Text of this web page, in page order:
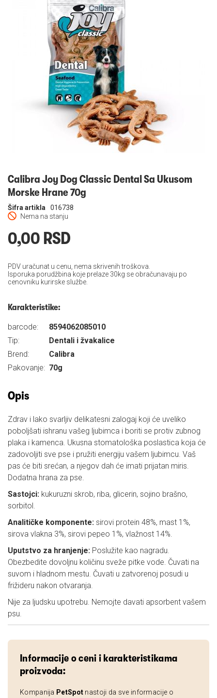
Calibra Joy Dog Classic Dental Sa Ukusom
Morske Hrane 70g
Nema na stanju
Šifra artikla 016738
0,00 RSD
PDV uračunat u cenu, nema skrivenih troškova.
Isporuka porudžbina koje prelaze 30kg se obračunavaju po
cenovniku kurirske službe.
Karakteristike:
barcode:
8594062085010
Tip:
Dentali i žvakalice
Brend:
Calibra
Pakovanje: 70g
Opis
Zdrav i lako svarljiv delikatesni zalogaj koji će uveliko
poboljšati ishranu vašeg ljubimca i boriti se protiv zubnog
plaka i kamenca. Ukusna stomatološka poslastica koja će
zadovoljiti sve pse i pružiti energiju vašem ljubimcu. Vaš
pas će biti srećan, a njegov dah će imati prijatan miris.
Dodatna hrana za pse.
Sastojci: kukuruzni skrob, riba, glicerin, sojino brašno,
sorbitol.
Analitičke komponente: sirovi protein 48%, mast 1%,
sirova vlakna 3%, sirovi pepeo 1%, vlažnost 14%.
Uputstvo za hranjenje: Poslužite kao nagradu.
Obezbedite dovoljnu količinu sveže pitke vode. Čuvati na
suvom i hladnom mestu. Čuvati u zatvorenoj posudi u
frižideru nakon otvaranja.
Nije za ljudsku upotrebu. Nemojte davati apsorbent vašem
psu.
Informacije o ceni i karakteristikama
proizvoda:
Kompanija PetSpot nastoji da sve informacije o